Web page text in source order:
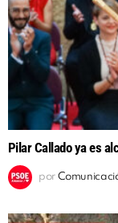
Pilar Callado ya es
por